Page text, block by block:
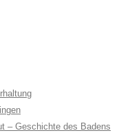
– Geschichte des Badens